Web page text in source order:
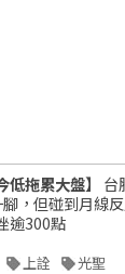
拖累大盤】
台
，但碰到月線
逾300點
上詮 光聖